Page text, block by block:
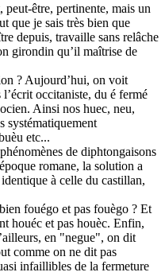
peut-être, pertinente, mais un
que je sais très bien que
depuis, travaille sans relâche
girondin qu’il maîtrise de
? Aujourd’hui, on voit
occitaniste, du é fermé
Ainsi nos huec, neu,
systématiquement
etc...
de diphtongaisons
romane, la solution a
à celle du castillan,
fouégo et pas fouègo ? Et
houéc et pas houèc. Enfin,
en "negue", on dit
comme on ne dit pas
infaillibles de la fermeture